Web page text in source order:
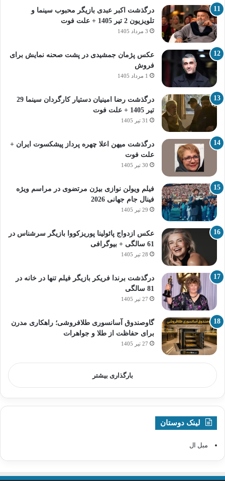
درگذشت اکبر عبدی بازیگر محبوب سینما و
تلویزیون 2 تیر 1405 + علت فوت
3 مرداد 1405
عکس پژمان جمشیدی در پشت صحنه نمایش برای
فروش
1 مرداد 1405
درگذشت رضا امینیان دستیار کارگردان سینما 29
تیر 1405 + علت فوت
31 تیر 1405
درگذشت میهن اعلا چهره پرداز پیشکسوت ایران +
علت فوت
30 تیر 1405
فیلم ویولن نوازی بیژن مرتضوی در مراسم ویژه
فینال جام جهانی 2026
29 تیر 1405
عکس ازدواج پائولینا پوریزکووا بازیگر سرشناس در
61 سالگی + بیوگرافی
28 تیر 1405
درگذشت برندا فریکر بازیگر فیلم تنها در خانه در
81 سالگی
27 تیر 1405
گاوصندوق آسانسوری طلافروشی؛ راهکاری مدرن
برای حفاظت از طلا و جواهرات
27 تیر 1405
بارگذاری بیشتر
لینک دوستان
مبل ال